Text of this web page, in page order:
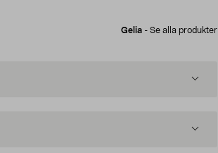
Gelia - Se alla produkter